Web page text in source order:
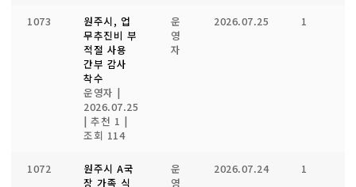
1073
원주시, 업
무추진비 부
적절 사용
간부 감사
착수
운영자 |
2026.07.25
| 추천 1 |
조회 114
운
영
자
2026.07.25 1
1072
원주시 A국
장 가족 식
운
영
2026.07.24 1